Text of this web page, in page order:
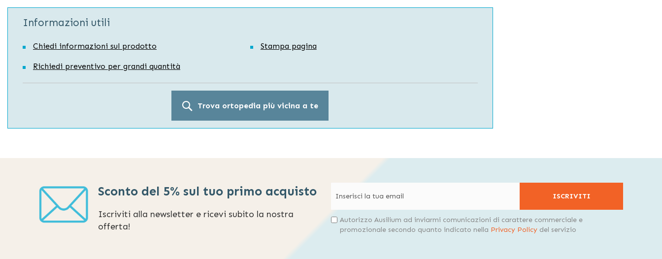
Informazioni utili
Chiedi informazioni sul prodotto Stampa pagina
Richiedi preventivo per grandi quantità
Trova ortopedia più vicina a te
Sconto del 5% sul tuo primo acquisto
Iscriviti alla newsletter e ricevi subito la nostra
offerta!
ISCRIVITI
Autorizzo Ausilium ad inviarmi comunicazioni di carattere commerciale e
promozionale secondo quanto indicato nella Privacy Policy del servizio